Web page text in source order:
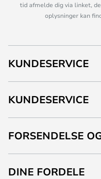
tid afmelde dig via linket,
oplysninger kan
KUNDESERVICE
KUNDESERVICE
FORSENDELSE
DINE FORDELE